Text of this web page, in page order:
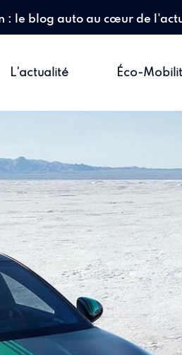
: le blog auto au cœur de
L'actualité Éco-